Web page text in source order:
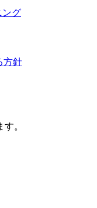
ング
方針
。